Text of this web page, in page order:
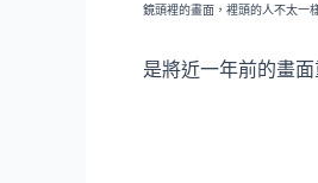
鏡頭裡的畫面，裡頭的人不太一
是將近一年前的畫